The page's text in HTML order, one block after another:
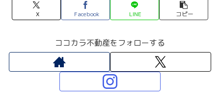
X Facebook LINE コピー
ココカラ不動産をフォローする